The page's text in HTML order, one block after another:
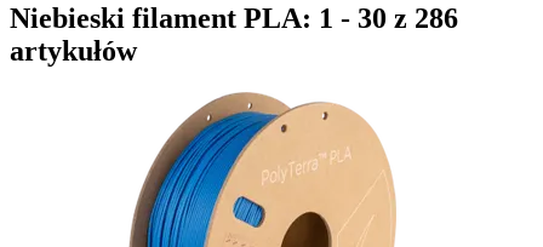
Niebieski filament PLA: 1 - 30 z 286
artykułów